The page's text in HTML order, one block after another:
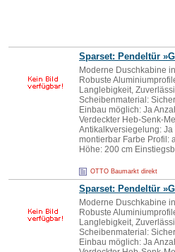
Sparset: Pendeltür
Moderne Duschkabine
Robuste
Langlebigkeit,
Scheibenmaterial:
Einbau möglich: Ja
Verdeckter Heb-Senk-
Antikalkversiegelung:
montierbar Farbe Profil:
Höhe: 200 cm
OTTO Baumarkt direkt
Sparset: Pendeltür
Moderne Duschkabine
Robuste
Langlebigkeit,
Scheibenmaterial:
Einbau möglich: Ja